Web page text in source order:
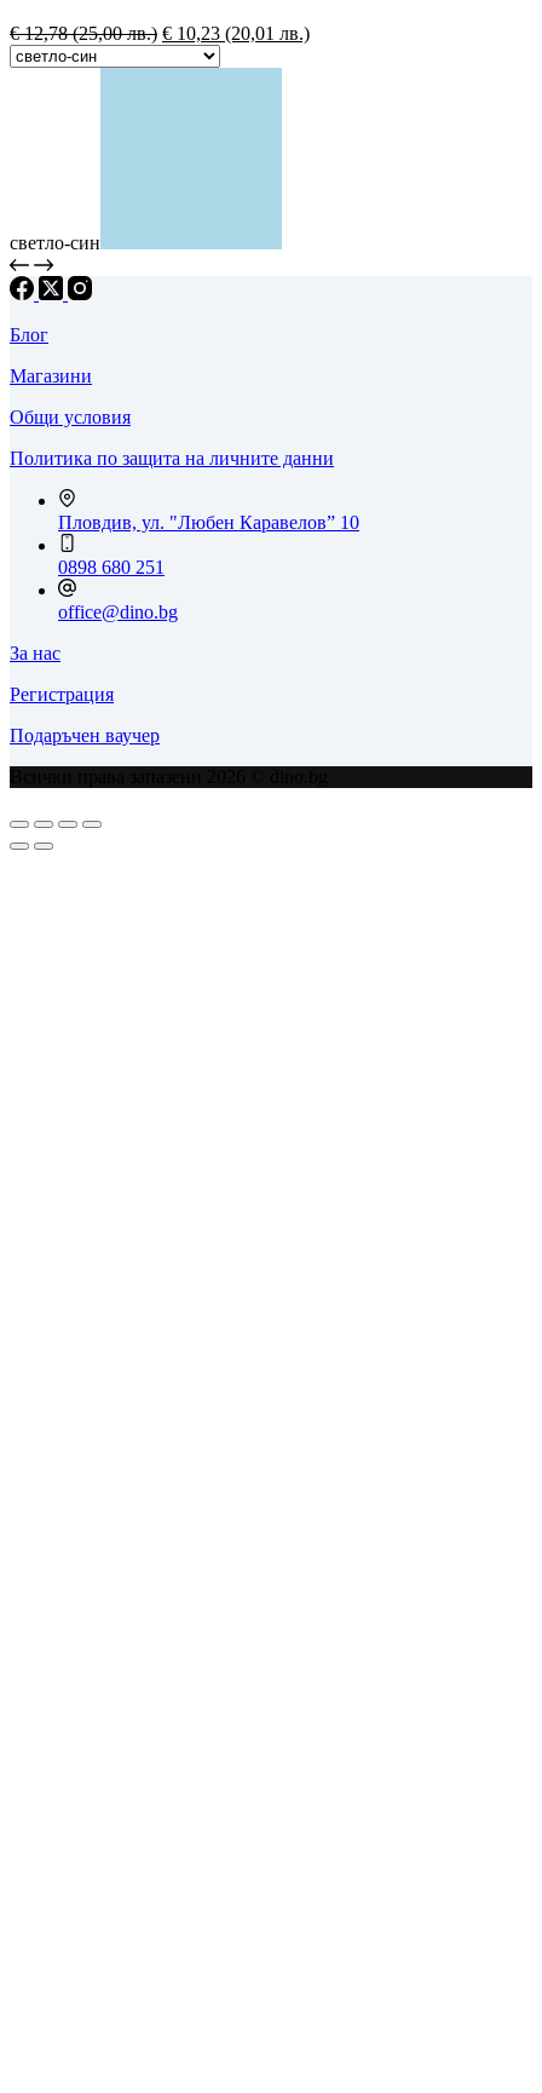
€12,78(25,00 лв.) € 10,23 (20,01 лв.)
светло-син
Блог
Магазини
Общи условия
Политика по защита на личните данни
Пловдив, ул. "Любен Каравелов” 10
0898 680 251
office@dino.bg
За нас
Регистрация
Подаръчен ваучер